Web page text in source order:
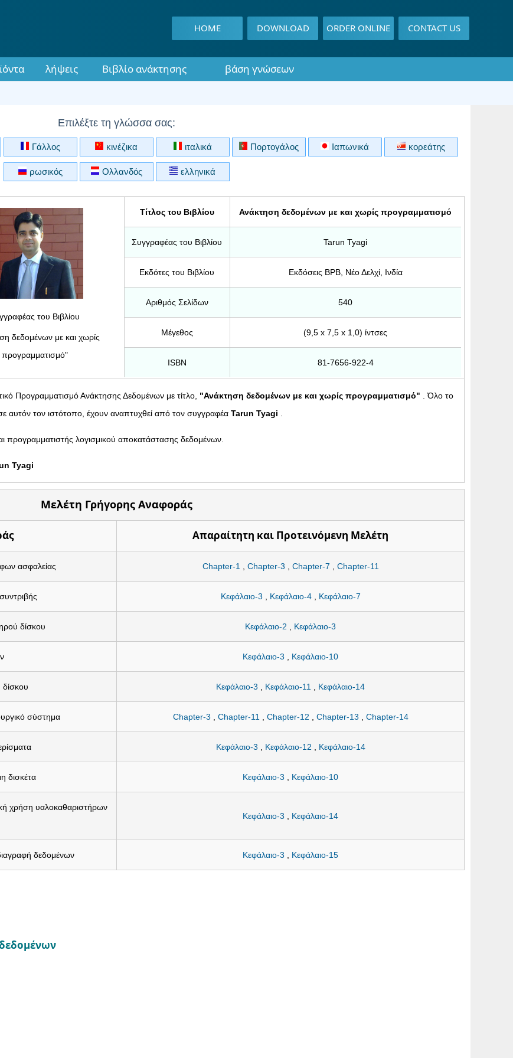
HOME DOWNLOAD ORDER ONLINE CONTACT US
λήψεις Βιβλίο ανάκτησης βάση γνώσεων
Επιλέξτε τη γλώσσα σας:
Γάλλος κινέζικα ιταλικά Πορτογάλος Ιαπωνικά κορεάτης
ρωσικός Ολλανδός ελληνικά
του Βιβλίου
δεδομένων με και χωρίς
προγραμματισμό"
Τίτλος του Βιβλίου Ανάκτηση δεδομένων με και χωρίς προγραμματισμό
Συγγραφέας του Βιβλίου Tarun Tyagi
Εκδότες του Βιβλίου Εκδόσεις BPB, Νέο Δελχί, Ινδία
Αριθμός Σελίδων 540
Μέγεθος (9,5 x 7,5 x 1,0) ίντσες
ISBN 81-7656-922-4
Προγραμματισμό Ανάκτησης Δεδομένων με τίτλο, "Ανάκτηση δεδομένων με και χωρίς προγραμματισμό" . Όλο το
σε αυτόν τον ιστότοπο, έχουν αναπτυχθεί από τον συγγραφέα Tarun Tyagi
προγραμματιστής λογισμικού αποκατάστασης δεδομένων.
Tyagi
Μελέτη Γρήγορης Αναφοράς
Απαραίτητη και Προτεινόμενη Μελέτη
ασφαλείας Chapter-1 Chapter-3 Chapter-7 Chapter-11
Κεφάλαιο-3 Κεφάλαιο-4, Κεφάλαιο-7
δίσκου Κεφάλαιο-2 Κεφάλαιο-3
Κεφάλαιο-3 Κεφάλαιο-10
Κεφάλαιο-3 Κεφάλαιο-11 Κεφάλαιο-14
σύστημα Chapter-3 Chapter-11 Chapter-12 Chapter-13 Chapter-14
Κεφάλαιο-3 Κεφάλαιο-12 Κεφάλαιο-14
δισκέτα Κεφάλαιο-3 Κεφάλαιο-10
χρήση υαλοκαθαριστήρων
Κεφάλαιο-3 Κεφάλαιο-14
δεδομένων Κεφάλαιο-3 Κεφάλαιο-15